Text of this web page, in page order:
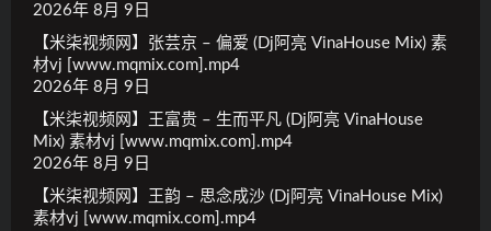
2026年 8月 9日
【米柒视频网】张芸京 – 偏爱 (Dj阿亮 VinaHouse Mix) 素
材vj [www.mqmix.com].mp4
2026年 8月 9日
【米柒视频网】王富贵 – 生而平凡 (Dj阿亮 VinaHouse
Mix) 素材vj [www.mqmix.com].mp4
2026年 8月 9日
【米柒视频网】王韵 – 思念成沙 (Dj阿亮 VinaHouse Mix)
素材vj [www.mqmix.com].mp4